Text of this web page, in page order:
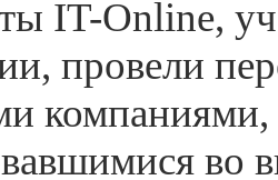
IT-Online,
провели
компаниями,
во